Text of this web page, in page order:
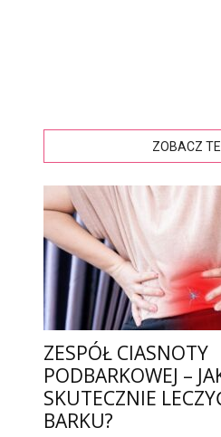
ZOBACZ
ZESPÓŁ CIASNOTY
PODBARKOWEJ –
SKUTECZNIE
BARKU?